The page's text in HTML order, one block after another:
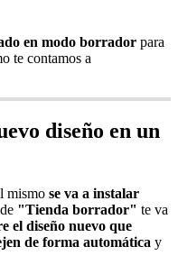
en modo borrador para
te contamos a
diseño en un
mismo se va a instalar
"Tienda borrador" te va
el diseño nuevo que
de forma automática y